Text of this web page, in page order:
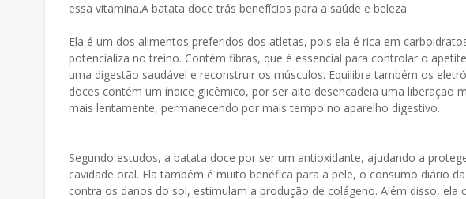
essa vitamina.A batata doce trás benefícios para a saúde e beleza
Ela é um dos alimentos preferidos dos atletas, pois ela é rica em
potencializa no treino. Contém fibras, que é essencial para controlar o
uma digestão saudável e reconstruir os músculos. Equilibra também os
doces contém um índice glicêmico, por ser alto desencadeia uma liberação
mais lentamente, permanecendo por mais tempo no aparelho digestivo.
Segundo estudos, a batata doce por ser um antioxidante, ajudando a
cavidade oral. Ela também é muito benéfica para a pele, o consumo diário
contra os danos do sol, estimulam a produção de colágeno. Além disso, ela